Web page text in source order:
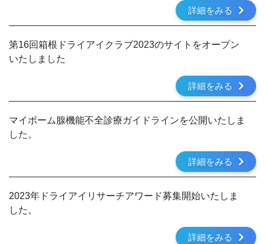
詳細をみる
第16回箱根ドライアイクラブ2023のサイトをオープン
いたしました
詳細をみる
マイボーム腺機能不全診療ガイドラインを公開いたしま
した。
詳細をみる
2023年ドライアイリサーチアワード募集開始いたしま
した。
詳細をみる